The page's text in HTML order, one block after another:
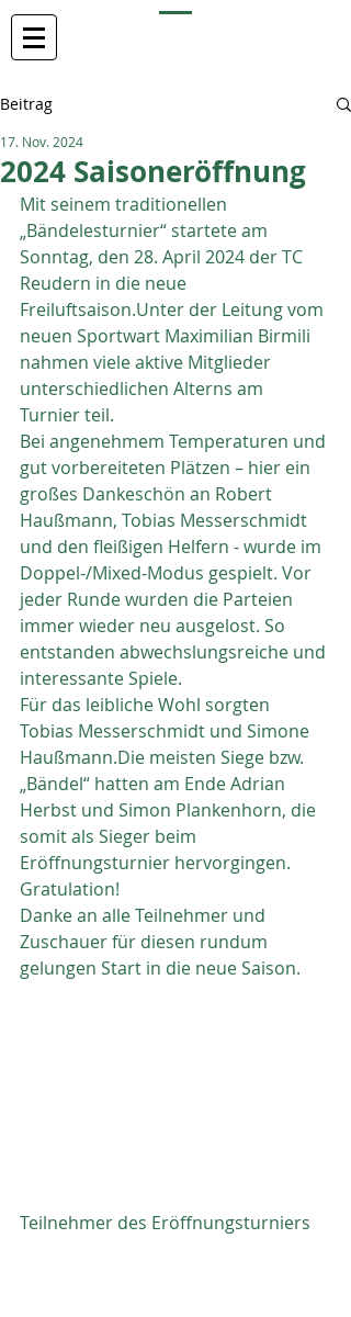
Beitrag
2024 Saisoneröffnung
17. Nov. 2024
Mit seinem traditionellen
„Bändelesturnier“ startete am
Sonntag, den 28. April 2024 der TC
Reudern in die neue
Freiluftsaison.Unter der Leitung vom
neuen Sportwart Maximilian Birmili
nahmen viele aktive Mitglieder
unterschiedlichen Alterns am
Turnier teil.
Bei angenehmem Temperaturen und
gut vorbereiteten Plätzen – hier ein
großes Dankeschön an Robert
Haußmann, Tobias Messerschmidt
und den fleißigen Helfern - wurde im
Doppel-/Mixed-Modus gespielt. Vor
jeder Runde wurden die Parteien
immer wieder neu ausgelost. So
entstanden abwechslungsreiche und
interessante Spiele.
Für das leibliche Wohl sorgten
Tobias Messerschmidt und Simone
Haußmann.Die meisten Siege bzw.
„Bändel“ hatten am Ende Adrian
Herbst und Simon Plankenhorn, die
somit als Sieger beim
Eröffnungsturnier hervorgingen.
Gratulation!
Danke an alle Teilnehmer und
Zuschauer für diesen rundum
gelungen Start in die neue Saison.
Teilnehmer des Eröffnungsturniers